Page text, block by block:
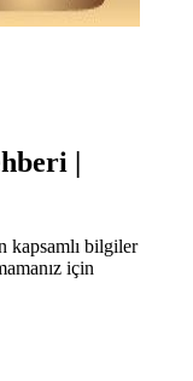
|
kapsamlı bilgiler
için